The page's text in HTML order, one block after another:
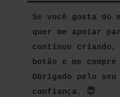
Se você gosta do
quer me apoiar
continue
botão e me
Obrigado pelo
confiança. 😇